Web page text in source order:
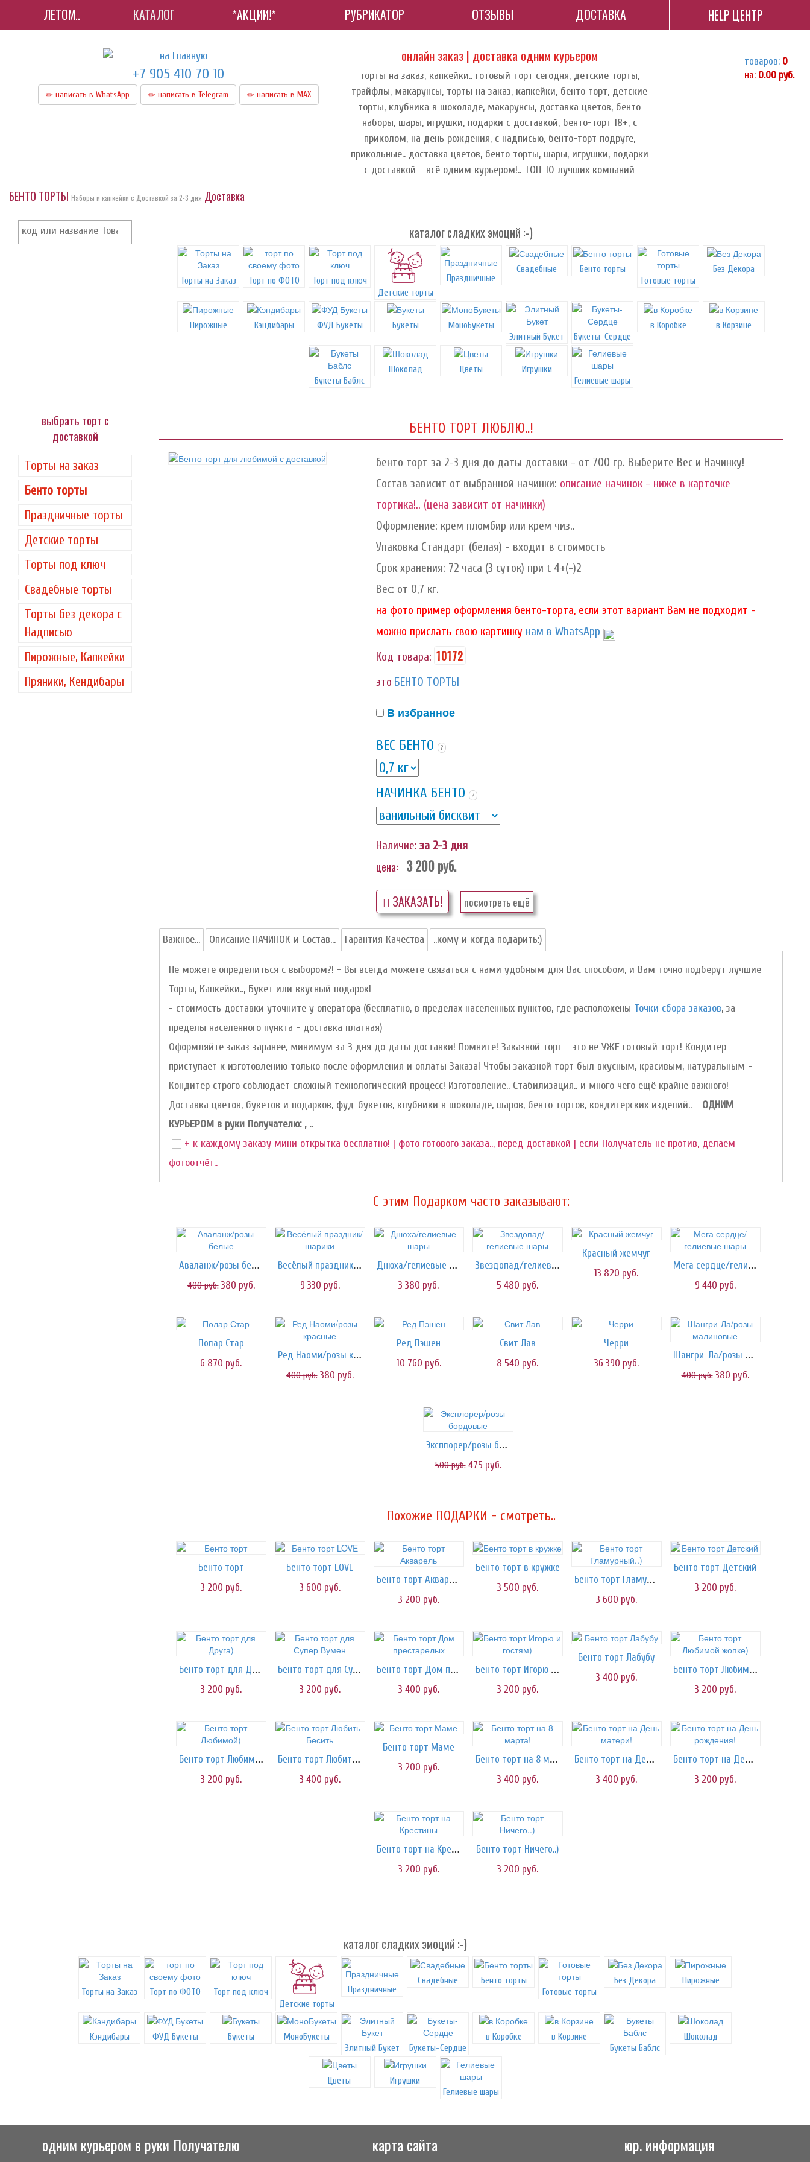
ЛЕТОМ.. КАТАЛОГ *АКЦИИ!* РУБРИКАТОР ОТЗЫВЫ ДОСТАВКА HELP ЦЕНТР
+7 905 410 70 10
написать в WhatsApp написать в Telegram написать в МАХ
онлайн заказ | доставка одним курьером
торты на заказ, капкейки.. готовый торт сегодня, детские торты,
трайфлы, макарунсы, торты на заказ, капкейки, бенто торт, детские
торты, клубника в шоколаде, макарунсы, доставка цветов, бенто
наборы, шары, игрушки, подарки с доставкой, бенто-торт 18+, с
приколом, на день рождения, с надписью, бенто-торт подруге,
прикольные.. доставка цветов, бенто торты, шары, игрушки, подарки
с доставкой - всё одним курьером!.. ТОП-10 лучших компаний
товаров: 0
на: 0.00 руб.
БЕНТО ТОРТЫ Наборы и капкейки с Доставкой за 2-3 дня Доставка
каталог сладких эмоций :-)
Торты на Заказ Торт по ФОТО
Торт под ключ
Детские торты
Праздничные
Свадебные
Бенто торты
Готовые торты
Без Декора
Пирожные Кэндибары ФУД Букеты Букеты
МоноБукеты
Элитный Букет
Букеты-Сердце
в Коробке в Корзине
Букеты Баблс
Шоколад Цветы
Игрушки
Гелиевые шары
выбрать торт с
доставкой
Торты на заказ
Бенто торты
Праздничные торты
Детские торты
Торты под ключ
Свадебные торты
Торты без декора с
Надписью
Пирожные, Капкейки
Пряники, Кендибары
БЕНТО ТОРТ ЛЮБЛЮ..!
бенто торт за 2-3 дня до даты доставки - от 700 гр. Выберите Вес и Начинку!
Состав зависит от выбранной начинки: описание начинок - ниже в карточке
тортика!.. (цена зависит от начинки)
Оформление: крем пломбир или крем чиз..
Упаковка Стандарт (белая) - входит в стоимость
Срок хранения: 72 часа (3 суток) при t 4+(-)2
Вес: от 0,7 кг.
на фото пример оформления бенто-торта, если этот вариант Вам не подходит -
можно прислать свою картинку нам в WhatsApp
Код товара: 10172
это БЕНТО ТОРТЫ
В избранное
ВЕС БЕНТО ?
НАЧИНКА БЕНТО ?
Наличие: за 2-3 дня
цена: 3 200руб.
ЗАКАЗАТЬ! посмотреть ещё
Важное... Описание НАЧИНОК и Состав... Гарантия Качества ..кому и когда подарить:)
Не можете определиться с выбором?! - Вы всегда можете связаться с нами удобным для Вас способом, и Вам точно подберут лучшие
Торты, Капкейки.., Букет или вкусный подарок!
- стоимость доставки уточните у оператора (бесплатно, в пределах населенных пунктов, где расположены Точки сбора заказов, за
пределы населенного пункта - доставка платная)
Оформляйте заказ заранее, минимум за 3 дня до даты доставки! Помните! Заказной торт - это не УЖЕ готовый торт! Кондитер
приступает к изготовлению только после оформления и оплаты Заказа! Чтобы заказной торт был вкусным, красивым, натуральным -
Кондитер строго соблюдает сложный технологический процесс! Изготовление.. Стабилизация.. и много чего ещё крайне важного!
Доставка цветов, букетов и подарков, фуд-букетов, клубники в шоколаде, шаров, бенто тортов, кондитерских изделий.. - ОДНИМ
КУРЬЕРОМ в руки Получателю: , ..
+ к каждому заказу мини открытка бесплатно! | фото готового заказа.., перед доставкой | если Получатель не против, делаем
фотоотчёт..
C этим Подарком часто заказывают:
Аваланж/розы белые
400руб. 380 руб.
Весёлый праздник/шарики
9 330 руб.
Днюха/гелиевые шары
3 380 руб.
Звездопад/гелиевые шары
5 480 руб.
Красный жемчуг
13 820 руб.
Мега сердце/гелиевые шары
9 440 руб.
Полар Стар
6 870 руб.
Ред Наоми/розы красные
400руб. 380 руб.
Ред Пэшен
10 760 руб.
Свит Лав
8 540 руб.
Черри
36 390 руб.
Шангри-Ла/розы малиновые
400руб. 380 руб.
Эксплорер/розы бордовые
500руб. 475 руб.
Похожие ПОДАРКИ - смотреть..
Бенто торт
3 200 руб.
Бенто торт LOVE
3 600 руб.
Бенто торт Акварель
3 200 руб.
Бенто торт в кружке
3 500 руб.
Бенто торт Гламурный..)
3 600 руб.
Бенто торт Детский
3 200 руб.
Бенто торт для Друга)
3 200 руб.
Бенто торт для Супер Вумен
3 200 руб.
Бенто торт Дом престарелых
3 400 руб.
Бенто торт Игорю и гостям)
3 200 руб.
Бенто торт Лабубу
3 400 руб.
Бенто торт Любимой жопке)
3 200 руб.
Бенто торт Любимой)
3 200 руб.
Бенто торт Любить-Бесить
3 400 руб.
Бенто торт Маме
3 200 руб.
Бенто торт на 8 марта!
3 400 руб.
Бенто торт на День матери!
3 400 руб.
Бенто торт на День рождения!
3 200 руб.
Бенто торт на Крестины
3 200 руб.
Бенто торт Ничего..)
3 200 руб.
каталог сладких эмоций :-)
Торты на Заказ Торт по ФОТО
Торт под ключ
Детские торты
Праздничные
Свадебные
Бенто торты
Готовые торты
Без Декора Пирожные
Кэндибары ФУД Букеты Букеты
МоноБукеты
Элитный Букет
Букеты-Сердце
в Коробке
в Корзине
Букеты Баблс
Шоколад
Цветы
Игрушки
Гелиевые шары
одним курьером в руки Получателю карта сайта юр. информация